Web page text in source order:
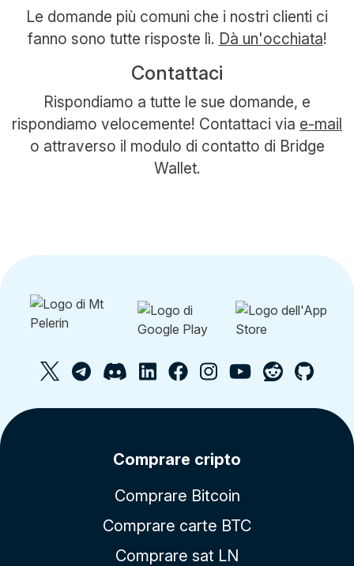
Le domande più comuni che i nostri clienti ci
fanno sono tutte risposte lì. Dà un'occhiata!
Contattaci
Rispondiamo a tutte le sue domande, e
rispondiamo velocemente! Contattaci via e-mail
o attraverso il modulo di contatto di Bridge
Wallet.
Comprare cripto
Comprare Bitcoin
Comprare carte BTC
Comprare sat LN